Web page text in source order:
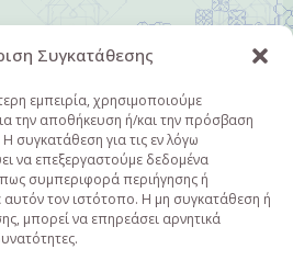
Συγκατάθεσης
εμπειρία, χρησιμοποιούμε
την αποθήκευση ή/και την πρόσβαση
συγκατάθεση για τις εν λόγω
να επεξεργαστούμε δεδομένα
συμπεριφορά περιήγησης ή
αυτόν τον ιστότοπο. Η μη συγκατάθεση ή
μπορεί να επηρεάσει αρνητικά